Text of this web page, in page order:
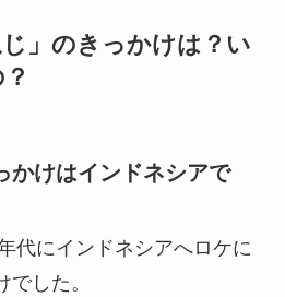
」のきっかけは？い
かけはインドネシアで
代にインドネシアへロケに
した。